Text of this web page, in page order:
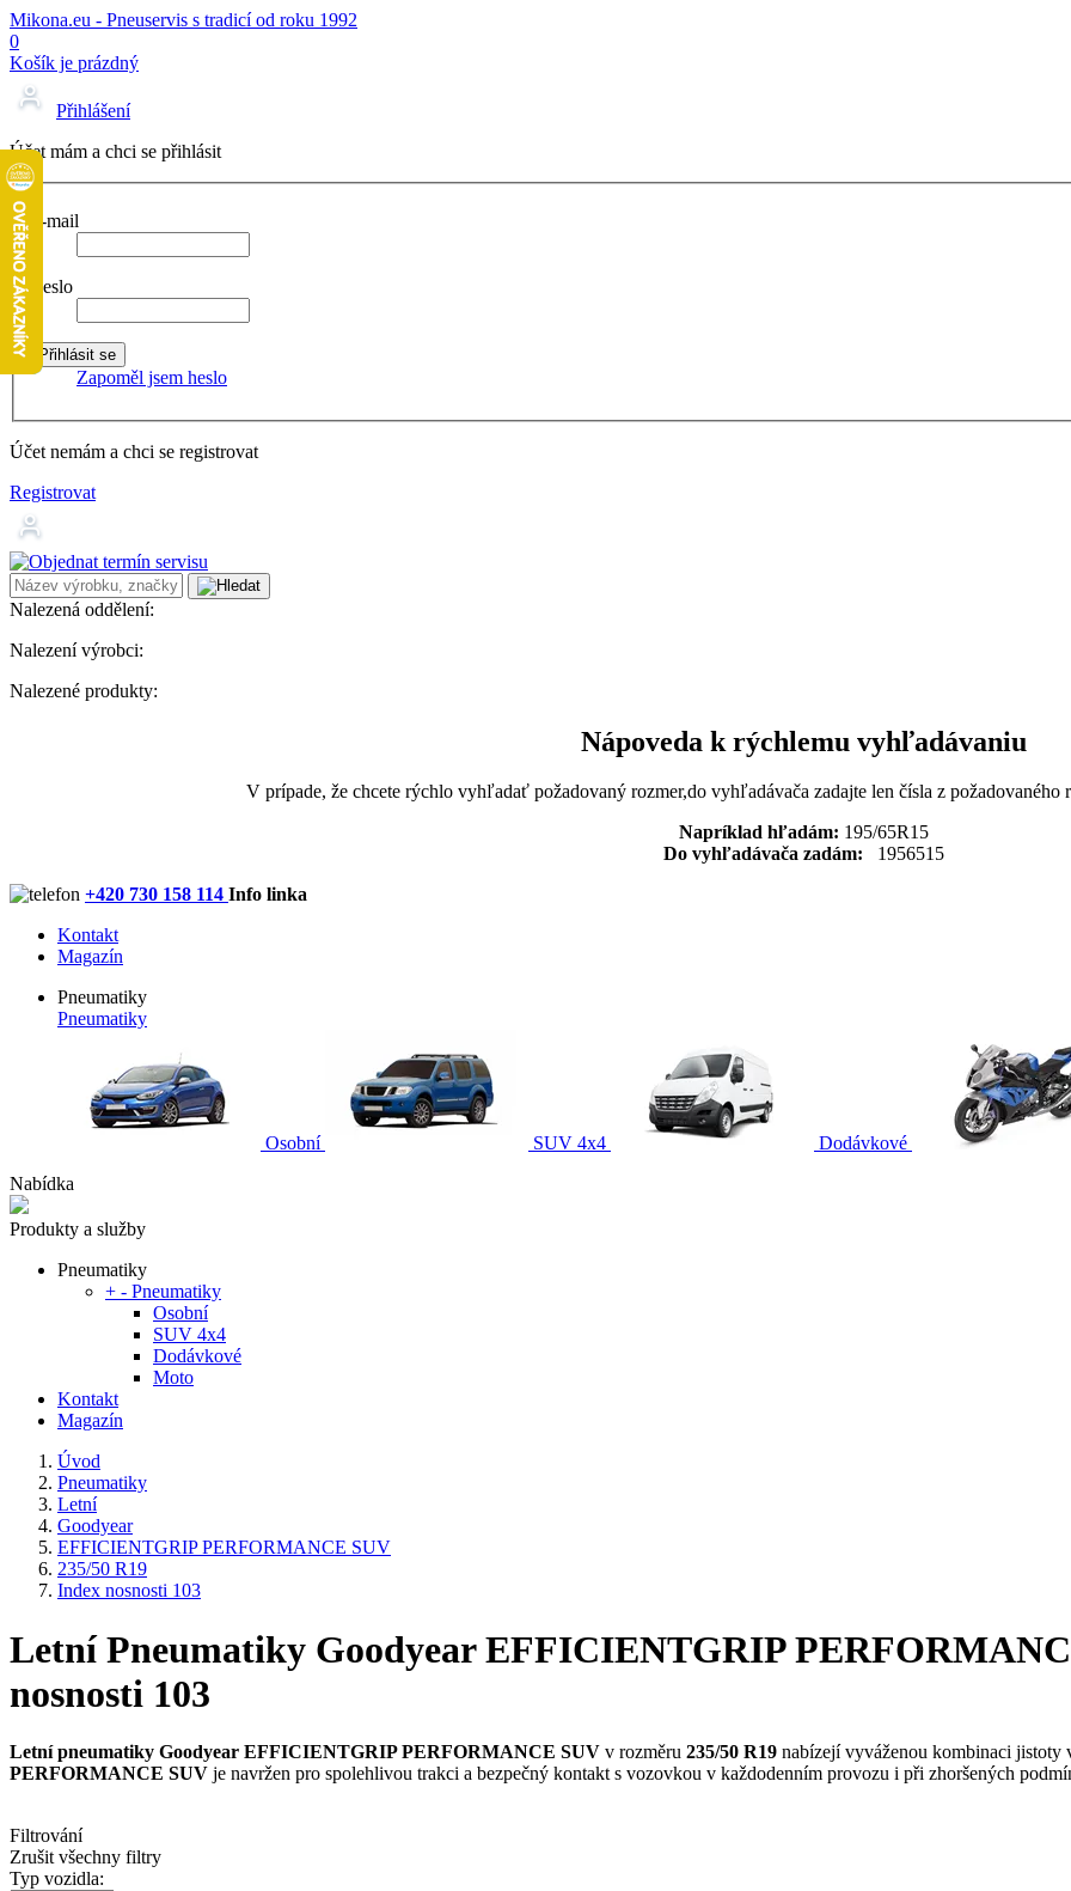
Mikona.eu - Pneuservis s tradicí od roku 1992
0
Košík je prázdný
Přihlášení
Účet mám a chci se přihlásit
E-mail
Heslo
Zapoměl jsem heslo
Účet nemám a chci se registrovat
Registrovat
Nalezená oddělení:
Nalezení výrobci:
Nalezené produkty:
Nápoveda k rýchlemu vyhľadávaniu
V prípade, že chcete rýchlo vyhľadať požadovaný rozmer,do vyhľadávača zadajte len čísla z
Napríklad hľadám: 195/65R15
Do vyhľadávača zadám: 1956515
+420 730 158 114 Info linka
Kontakt
Magazín
Pneumatiky
Pneumatiky
Osobní SUV 4x4
Dodávkové
Nabídka
Produkty a služby
Pneumatiky
+ - Pneumatiky
Osobní
SUV 4x4
Dodávkové
Moto
Kontakt
Magazín
Úvod
Pneumatiky
Letní
Goodyear
EFFICIENTGRIP PERFORMANCE SUV
235/50 R19
Index nosnosti 103
Letní Pneumatiky Goodyear EFFICIENTGRIP
nosnosti 103
Letní pneumatiky Goodyear EFFICIENTGRIP PERFORMANCE SUV v rozměru 235/50 R19 nabízejí vyváženou kombinaci
PERFORMANCE SUV je navržen pro spolehlivou trakci a bezpečný kontakt s vozovkou v každodenním provozu i při zhoršených
Filtrování
Zrušit všechny filtry
Typ vozidla: